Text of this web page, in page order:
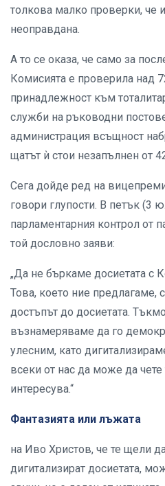
толкова малко проверки, че
неоправдана.
А то се оказа, че само за
Комисията е проверила над
принадлежност към
служби на ръководни
администрация всъщност
щатът ѝ стои незапълнен от
Сега дойде ред на
говори глупости. В петък (3
парламентарния контрол от
той дословно заяви:
„Да не бъркаме досиетата с
Това, което ние предлагаме,
достъпът до досиетата.
възнамеряваме да го
улесним, като
всеки от нас да може да чете
интересува.“
Фантазията или лъжата
на Иво Христов, че те щели
дигитализират досиетата,